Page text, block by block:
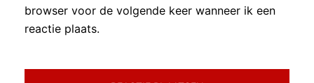
browser voor de volgende keer wanneer ik een
reactie plaats.